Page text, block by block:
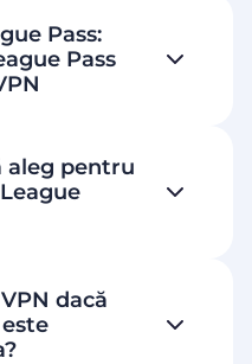
Pass:
Pass
aleg pentru
dacă